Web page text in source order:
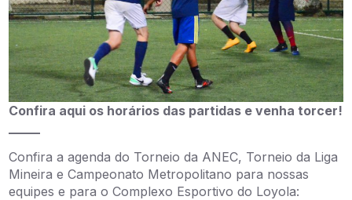
Confira aqui os horários das partidas e venha torcer!
Confira a agenda do Torneio da ANEC, Torneio da Liga
Mineira e Campeonato Metropolitano para nossas
equipes e para o Complexo Esportivo do Loyola: